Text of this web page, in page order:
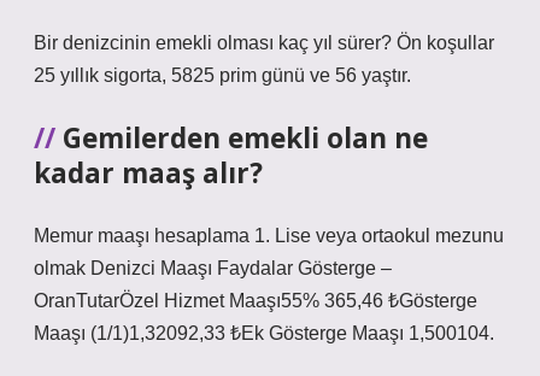
Bir denizcinin emekli olması kaç yıl sürer? Ön koşullar
25 yıllık sigorta, 5825 prim günü ve 56 yaştır.
Gemilerden emekli olan ne
kadar maaş alır?
Memur maaşı hesaplama 1. Lise veya ortaokul mezunu
olmak Denizci Maaşı Faydalar Gösterge –
OranTutarÖzel Hizmet Maaşı55% 365,46 ₺Gösterge
Maaşı (1/1)1,32092,33 ₺Ek Gösterge Maaşı 1,500104.